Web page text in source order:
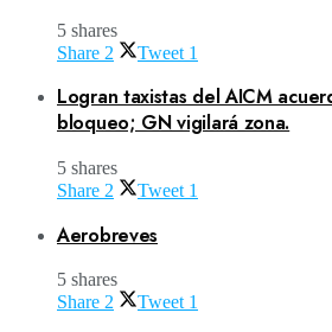
5 shares
Share 2 Tweet 1
Logran taxistas del AICM
bloqueo; GN vigilará zona.
5 shares
Share 2 Tweet 1
Aerobreves
5 shares
Share 2 Tweet 1